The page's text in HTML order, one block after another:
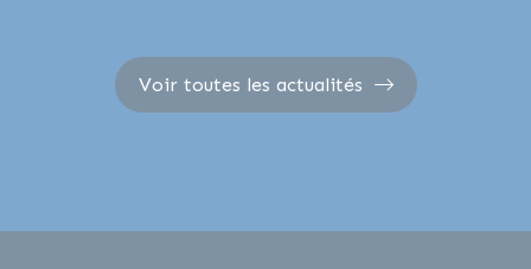
Voir toutes les actualités